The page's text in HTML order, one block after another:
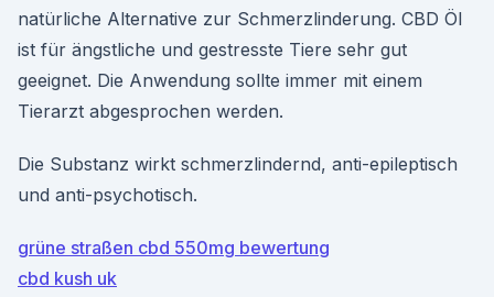
natürliche Alternative zur Schmerzlinderung. CBD Öl
ist für ängstliche und gestresste Tiere sehr gut
geeignet. Die Anwendung sollte immer mit einem
Tierarzt abgesprochen werden.
Die Substanz wirkt schmerzlindernd, anti-epileptisch
und anti-psychotisch.
grüne straßen cbd 550mg bewertung
cbd kush uk